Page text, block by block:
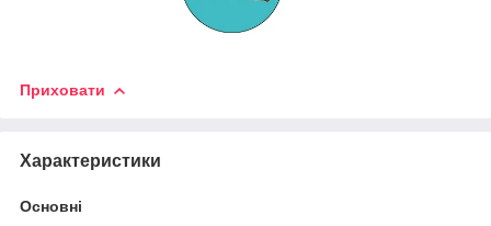
Приховати
Характеристики
Основні